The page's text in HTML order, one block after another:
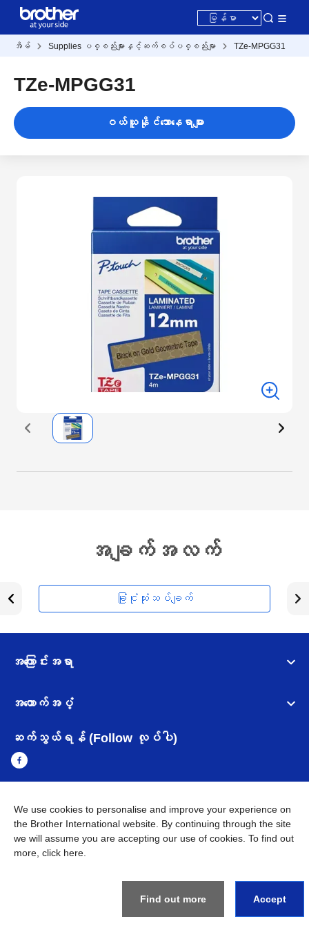
အိမ် Supplies ပစ္စည်းများနှင့်ဆက်စပ်ပစ္စည်းမျာ TZe-MPGG31
TZe-MPGG31
ဝယ်ယူနိုင်သောနေရာများ
အချက်အလက်
ခြုံငုံသုံးသပ်ချက်
အကြောင်းအရာ
အထောက်အပံ့
ဆက်သွယ်ရန် (Follow လုပ်ပါ)
Myanmar Brother ၏ ကမ္ဘာတစ်ဝန်းရှိ ကွန်ယက်များ
အချက်အလက်မူဝါဒ အသုံးပြုမူဝါဒ
သုံးစွဲရန် ဝက်ဆိုဒ်အညွှန်း
Brother Global ဝက်ဆိုဒ်သို့သွားရန်
BROTHER INTERNATIONAL SINGAPORE PTE. LTD. All
Rights Reserved
We use cookies to personalise and improve your experience on
the Brother International website. By continuing through the site
we will assume you are accepting our use of cookies. To find out
more, click here
Find out more Accept